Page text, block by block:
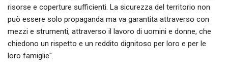
risorse e coperture sufficienti. La sicurezza del territorio non
può essere solo propaganda ma va garantita attraverso con
mezzi e strumenti, attraverso il lavoro di uomini e donne, che
chiedono un rispetto e un reddito dignitoso per loro e per le
loro famiglie".